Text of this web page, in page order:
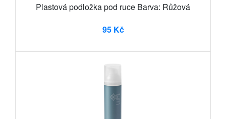
Plastová podložka pod ruce Barva: Růžová
95 Kč